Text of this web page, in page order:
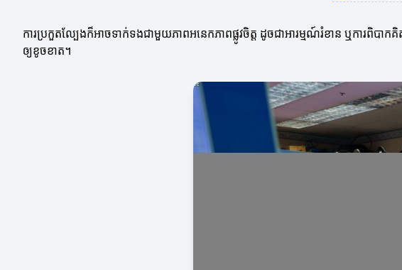
ការប្រកួតល្បែងក៏អាចទាក់ទងជាមួយភាពអនេកភាពផ្លូវចិត្ត ដូចជាអារម្មណ៍រំខាន ឬការពិបាក
ឲ្យខូចខាត។